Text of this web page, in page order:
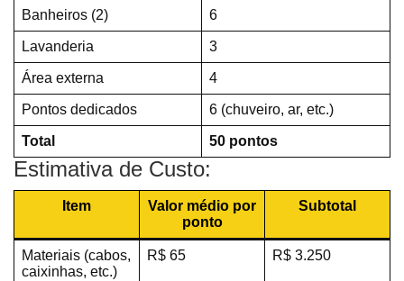
Banheiros (2) 6
Lavanderia 3
Área externa 4
Pontos dedicados 6 (chuveiro, ar, etc.)
Total 50 pontos
Estimativa de Custo:
Item
Valor médio por
ponto
Subtotal
Materiais (cabos,
caixinhas, etc.)
R$ 65 R$ 3.250